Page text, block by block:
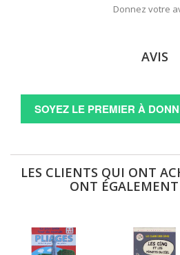
Donnez votre
AVIS
SOYEZ LE PREMIER À
LES CLIENTS QUI ONT
ONT ÉGALEMENT